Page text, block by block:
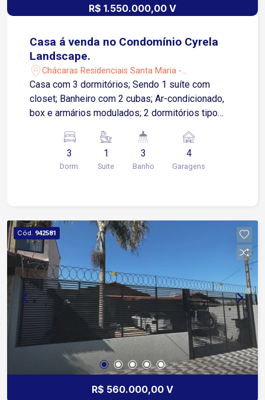
R$ 1.550.000,00 V
Casa á venda no Condomínio Cyrela
Landscape.
Chácaras Residenciais Santa Maria -
Votorantim/SP
Casa com 3 dormitórios; Sendo 1 suíte com
closet; Banheiro com 2 cubas; Ar-condicionado,
box e armários modulados; 2 dormitórios tipo
e ar-condicionado; banheiro compartilhado com
modulados, Sala ampla para 2 ambientes; Pé-
direito duplo; Mezanino com sala de TV/ game
modulados; Cozinha com ilha, modulados e
cooktop; Área gourmet com pia, modulados, lava-
louça e churrasqueira; Quintal com piscina com
LED. Lavanderia com modulados e despensa.
Corredor externo nas duas laterais da casa, 4
vagas de garagem, sendo 2 cobertas; Amplo
armário externo para armazenamento.
3
Dorm.
1
Suite
3
Banho
4
Garagens
Cód. 942581
R$ 560.000,00 V